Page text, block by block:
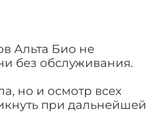
Альта Био не
без обслуживания.
но и осмотр всех
при дальнейшей